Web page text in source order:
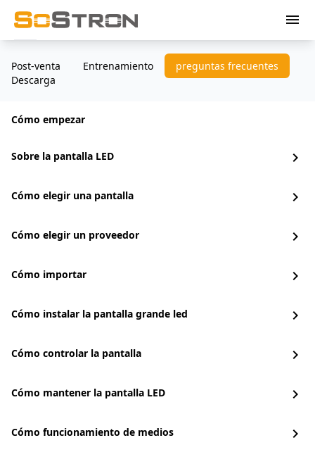
menu
Post-venta Entrenamiento
preguntas frecuentes
Descarga
Cómo empezar
Sobre la pantalla LED chevron_right
Cómo elegir una pantalla chevron_right
Cómo elegir un proveedor chevron_right
Cómo importar chevron_right
Cómo instalar la pantalla grande led chevron_right
Cómo controlar la pantalla chevron_right
Cómo mantener la pantalla LED chevron_right
Cómo funcionamiento de medios chevron_right